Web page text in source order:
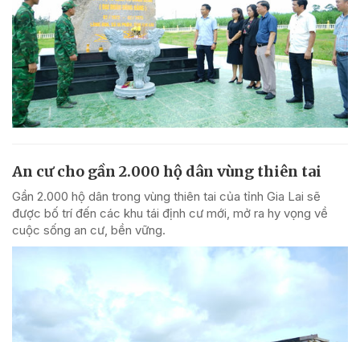
An cư cho gần 2.000 hộ dân vùng thiên tai
Gần 2.000 hộ dân trong vùng thiên tai của tỉnh Gia Lai sẽ
được bố trí đến các khu tái định cư mới, mở ra hy vọng về
cuộc sống an cư, bền vững.